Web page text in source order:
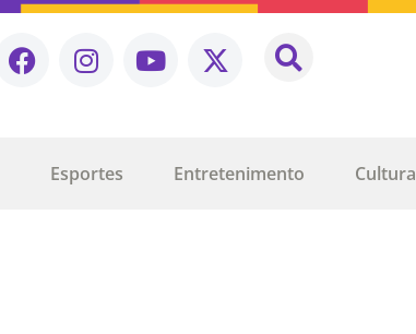
Esportes Entretenimento Cultura